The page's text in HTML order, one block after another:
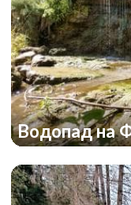
Водопад на